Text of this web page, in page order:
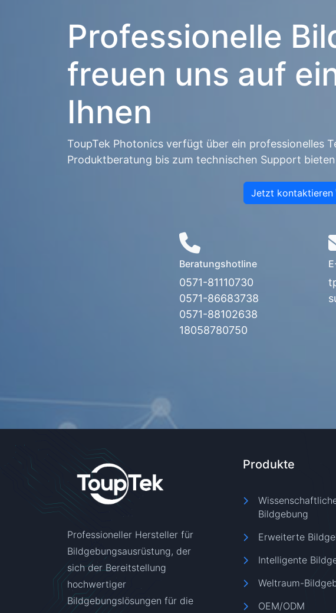
Professionelle
freuen uns auf
Ihnen
ToupTek Photonics verfügt über ein professionelles
Produktberatung bis zum technischen Support
Jetzt kontaktieren
Beratungshotline
0571-81110730
0571-86683738
0571-88102638
18058780750
Professioneller Hersteller für
Bildgebungsausrüstung, der
sich der Bereitstellung
hochwertiger
Bildgebungslösungen für die
Produkte
Bildgebung
Erweiterte
Intelligente
Weltraum-
OEM/ODM